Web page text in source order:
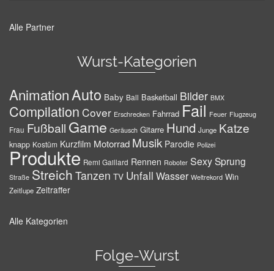
Alle Partner
Wurst-Kategorien
AnimationAuto Baby Ball Basketball Bilder BMX
Compilation Cover Erschrecken Fahrrad Fail Feuer Flugzeug
Frau Fußball Game Geräusch Gitarre Hund Junge Katze
knapp Kostüm Kurzfilm Motorrad Musik Parodie Polizei
Produkte Remi Gaillard Rennen Roboter SexySprung
Straße Streich Tanzen TV Unfall Wasser Weltrekord Win
Zeitlupe Zeitraffer
Alle Kategorien
Folge-Wurst